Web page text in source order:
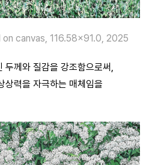
on canvas, 116.58×91.0, 2025
두께와 질감을 강조함으로써,
상력을 자극하는 매체임을